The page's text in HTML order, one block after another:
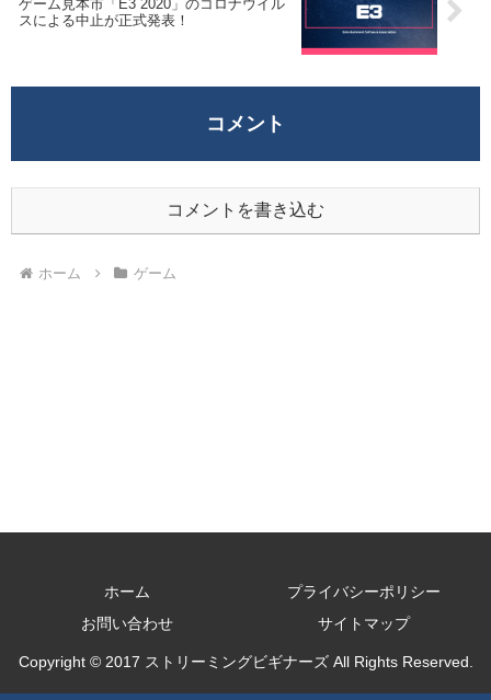
ゲーム見本市「E3 2020」のコロナウイル
スによる中止が正式発表！
コメント
コメントを書き込む
ホーム ゲーム
ホーム
プライバシーポリシー
お問い合わせ
サイトマップ
Copyright © 2017 ストリーミングビギナーズ All Rights Reserved.